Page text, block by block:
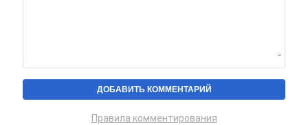
Правила комментирования